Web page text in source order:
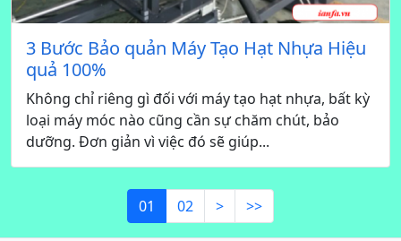
3 Bước Bảo quản Máy Tạo Hạt Nhựa Hiệu
quả 100%
Không chỉ riêng gì đối với máy tạo hạt nhựa, bất kỳ
loại máy móc nào cũng cần sự chăm chút, bảo
dưỡng. Đơn giản vì việc đó sẽ giúp...
01 02 > >>